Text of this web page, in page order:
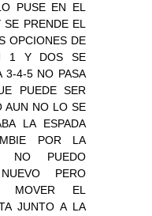
PUSE EN EL
SE PRENDE EL
OPCIONES DE
1 Y DOS SE
3-4-5 NO PASA
PUEDE SER
AUN NO LO SE
LA ESPADA
POR LA
NO PUEDO
PERO
MOVER EL
JUNTO A LA